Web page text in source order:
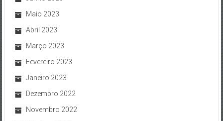
Maio 2023
Abril 2023
Março 2023
Fevereiro 2023
Janeiro 2023
Dezembro 2022
Novembro 2022